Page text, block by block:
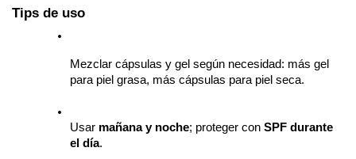
Tips de uso
Mezclar cápsulas y gel según necesidad: más gel
para piel grasa, más cápsulas para piel seca.
Usar mañana y noche; proteger con SPF durante
el día.